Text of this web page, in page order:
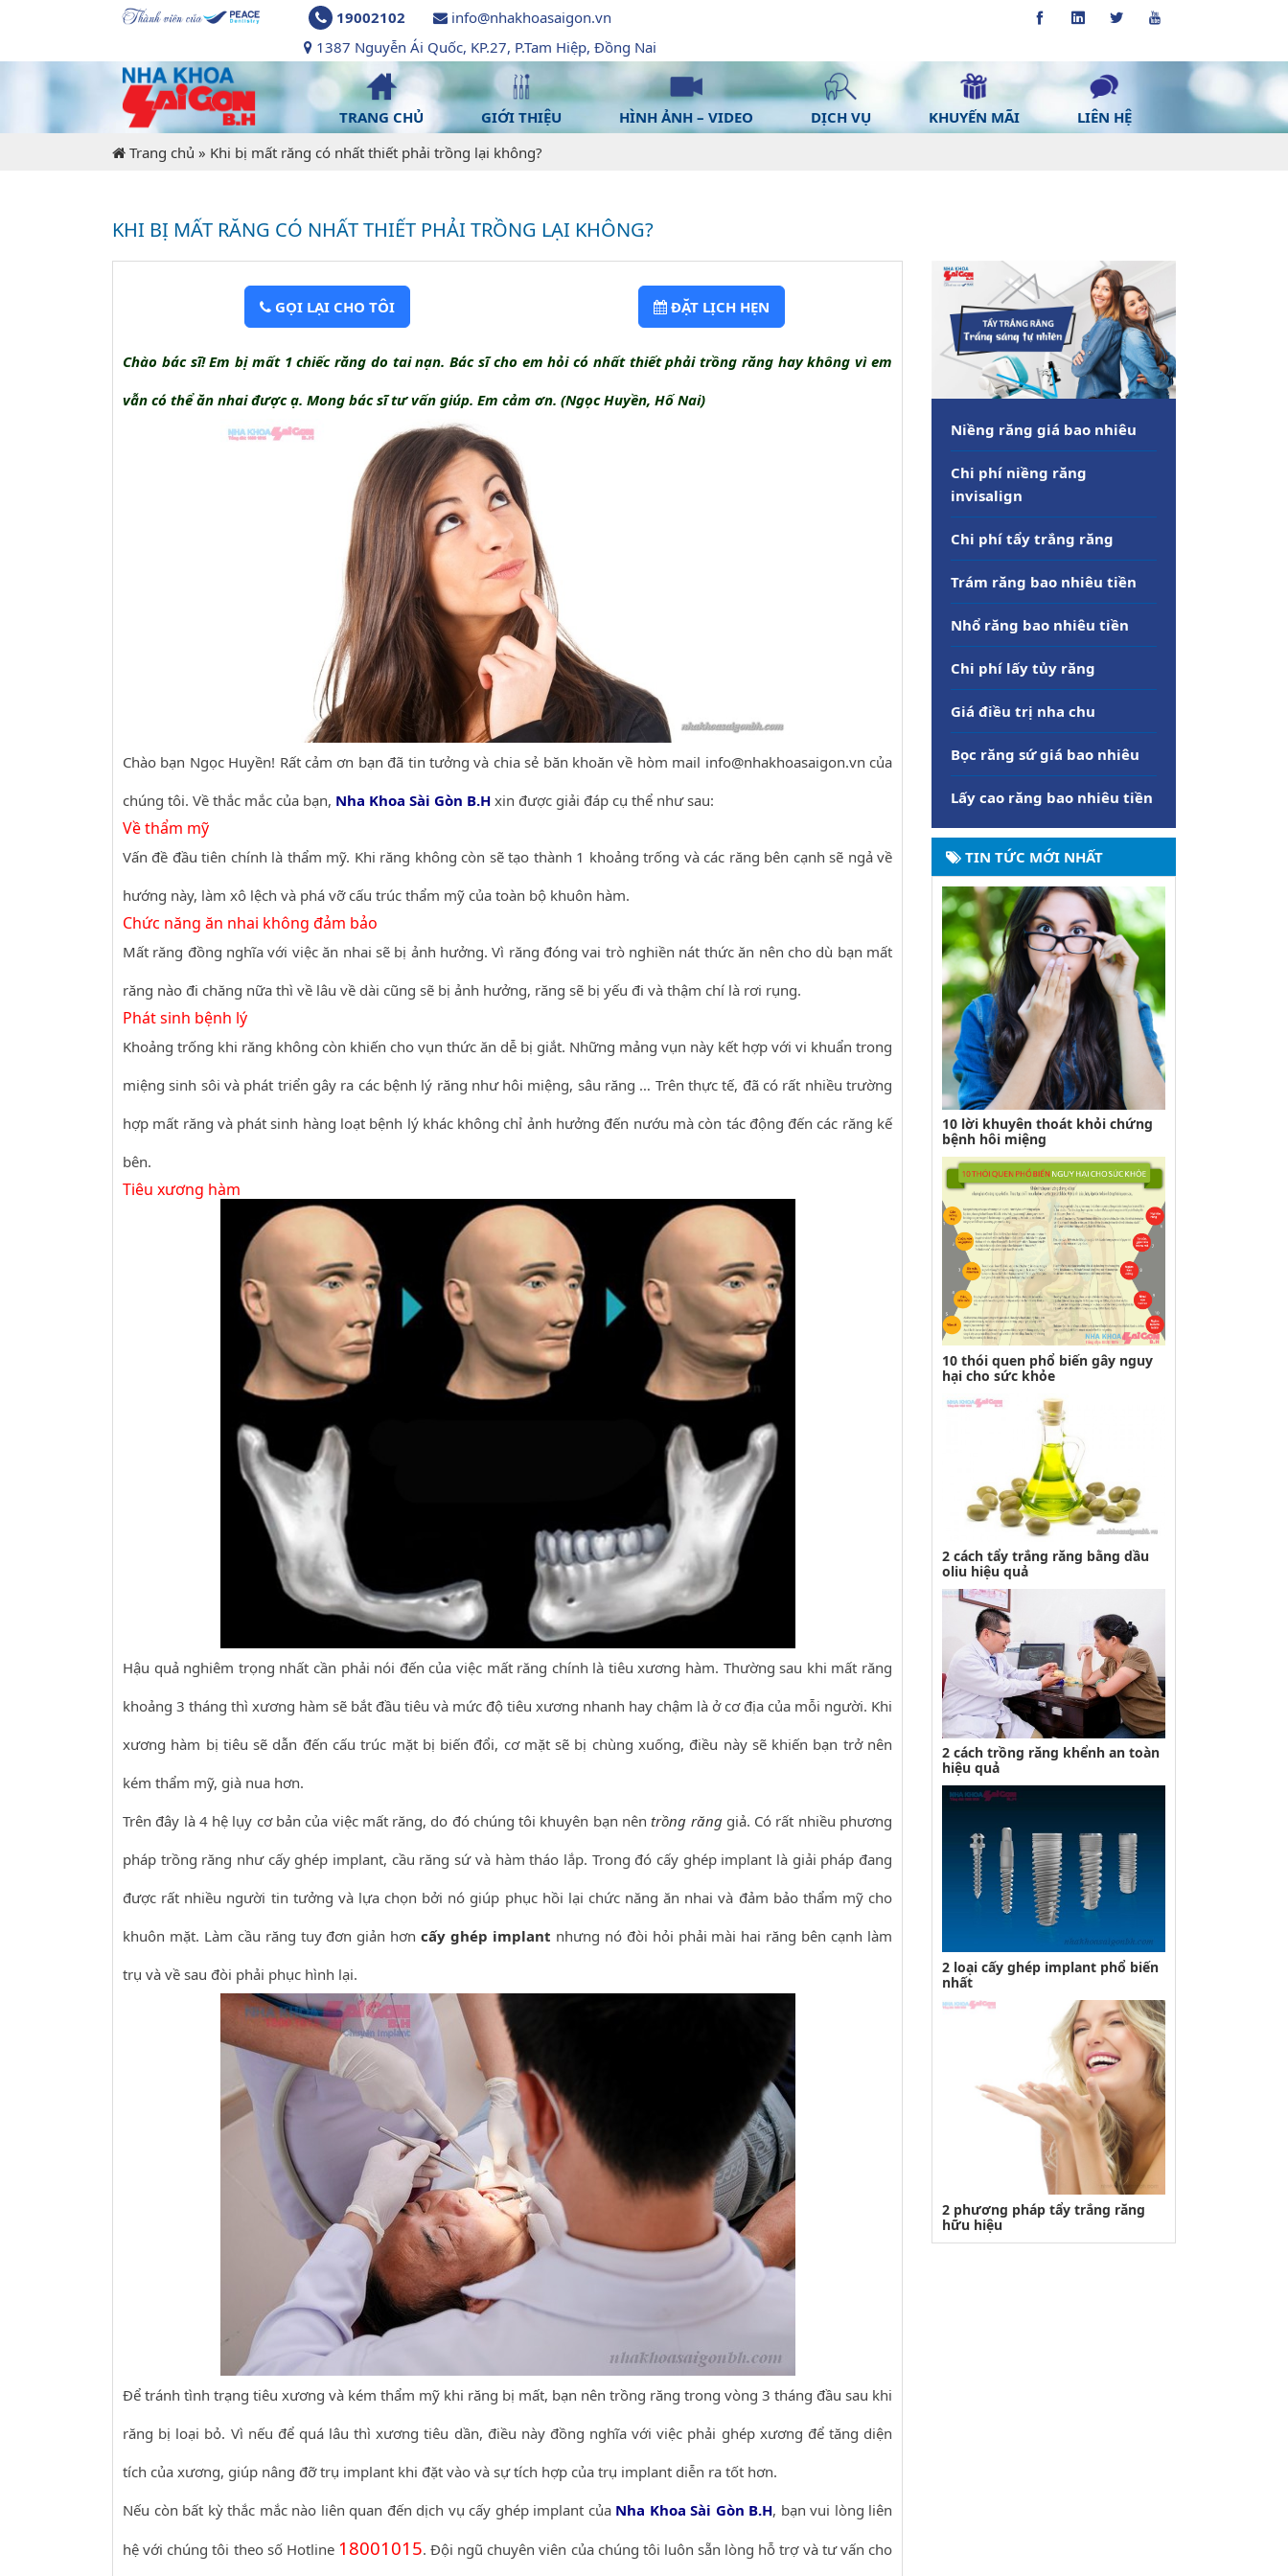
19002102
info@nhakhoasaigon.vn
1387 Nguyễn Ái Quốc, KP.27, P.Tam Hiệp, Đồng Nai
TRANG CHỦ GIỚI THIỆU HÌNH ẢNH – VIDEO DỊCH VỤ KHUYẾN MÃI
LIÊN HỆ
Trang chủ » Khi bị mất răng có nhất thiết phải trồng lại không?
KHI BỊ MẤT RĂNG CÓ NHẤT THIẾT PHẢI TRỒNG LẠI KHÔNG?
GỌI LẠI CHO TÔI ĐẶT LỊCH HẸN
Chào bác sĩ! Em bị mất 1 chiếc răng do tai nạn. Bác sĩ cho em hỏi có nhất thiết phải trồng răng hay không vì em
vẫn có thể ăn nhai được ạ. Mong bác sĩ tư vấn giúp. Em cảm ơn. (Ngọc Huyền, Hố Nai)
Chào bạn Ngọc Huyền! Rất cảm ơn bạn đã tin tưởng và chia sẻ băn khoăn về hòm mail info@nhakhoasaigon.vn của
chúng tôi. Về thắc mắc của bạn, Nha Khoa Sài Gòn B.H xin được giải đáp cụ thể như sau:
Về thẩm mỹ
Vấn đề đầu tiên chính là thẩm mỹ. Khi răng không còn sẽ tạo thành 1 khoảng trống và các răng bên cạnh sẽ ngả về
hướng này, làm xô lệch và phá vỡ cấu trúc thẩm mỹ của toàn bộ khuôn hàm.
Chức năng ăn nhai không đảm bảo
Mất răng đồng nghĩa với việc ăn nhai sẽ bị ảnh hưởng. Vì răng đóng vai trò nghiền nát thức ăn nên cho dù bạn mất
răng nào đi chăng nữa thì về lâu về dài cũng sẽ bị ảnh hưởng, răng sẽ bị yếu đi và thậm chí là rơi rụng.
Phát sinh bệnh lý
Khoảng trống khi răng không còn khiến cho vụn thức ăn dễ bị giắt. Những mảng vụn này kết hợp với vi khuẩn trong
miệng sinh sôi và phát triển gây ra các bệnh lý răng như hôi miệng, sâu răng … Trên thực tế, đã có rất nhiều trường
hợp mất răng và phát sinh hàng loạt bệnh lý khác không chỉ ảnh hưởng đến nướu mà còn tác động đến các răng kế
bên.
Tiêu xương hàm
Hậu quả nghiêm trọng nhất cần phải nói đến của việc mất răng chính là tiêu xương hàm. Thường sau khi mất răng
khoảng 3 tháng thì xương hàm sẽ bắt đầu tiêu và mức độ tiêu xương nhanh hay chậm là ở cơ địa của mỗi người. Khi
xương hàm bị tiêu sẽ dẫn đến cấu trúc mặt bị biến đổi, cơ mặt sẽ bị chùng xuống, điều này sẽ khiến bạn trở nên
kém thẩm mỹ, già nua hơn.
Trên đây là 4 hệ lụy cơ bản của việc mất răng, do đó chúng tôi khuyên bạn nêntrồng rănggiả. Có rất nhiều phương
pháp trồng răng như cấy ghép implant, cầu răng sứ và hàm tháo lắp. Trong đó cấy ghép implant là giải pháp đang
được rất nhiều người tin tưởng và lựa chọn bởi nó giúp phục hồi lại chức năng ăn nhai và đảm bảo thẩm mỹ cho
khuôn mặt. Làm cầu răng tuy đơn giản hơncấy ghép implant nhưng nó đòi hỏi phải mài hai răng bên cạnh làm
trụ và về sau đòi phải phục hình lại.
Để tránh tình trạng tiêu xương và kém thẩm mỹ khi răng bị mất, bạn nên trồng răng trong vòng 3 tháng đầu sau khi
răng bị loại bỏ. Vì nếu để quá lâu thì xương tiêu dần, điều này đồng nghĩa với việc phải ghép xương để tăng diện
tích của xương, giúp nâng đỡ trụ implant khi đặt vào và sự tích hợp của trụ implant diễn ra tốt hơn.
Nếu còn bất kỳ thắc mắc nào liên quan đến dịch vụ cấy ghép implant của Nha Khoa Sài Gòn B.H, bạn vui lòng liên
hệ với chúng tôi theo số Hotline 18001015. Đội ngũ chuyên viên của chúng tôi luôn sẵn lòng hỗ trợ và tư vấn cho
Niềng răng giá bao nhiêu
Chi phí niềng răng
invisalign
Chi phí tẩy trắng răng
Trám răng bao nhiêu tiền
Nhổ răng bao nhiêu tiền
Chi phí lấy tủy răng
Giá điều trị nha chu
Bọc răng sứ giá bao nhiêu
Lấy cao răng bao nhiêu tiền
TIN TỨC MỚI NHẤT
10 lời khuyên thoát khỏi chứng
bệnh hôi miệng
10 thói quen phổ biến gây nguy
hại cho sức khỏe
2 cách tẩy trắng răng bằng dầu
oliu hiệu quả
2 cách trồng răng khểnh an toàn
hiệu quả
2 loại cấy ghép implant phổ biến
nhất
2 phương pháp tẩy trắng răng
hữu hiệu